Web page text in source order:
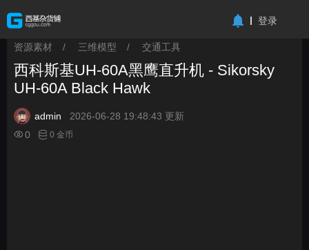
登录
资源素材 / 三维模型 / 交通工具
西科斯基UH-60A黑鹰直升机 - Sikorsky
UH-60A Black Hawk
admin
2026-06-28 19:48:43 更新
0
0 金币